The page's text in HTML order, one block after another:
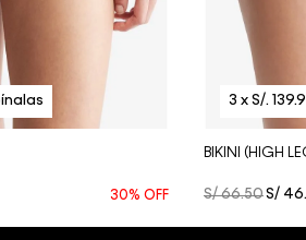
30% OFF
BIKINI (HIGH
S/ 66.50S/ 46.